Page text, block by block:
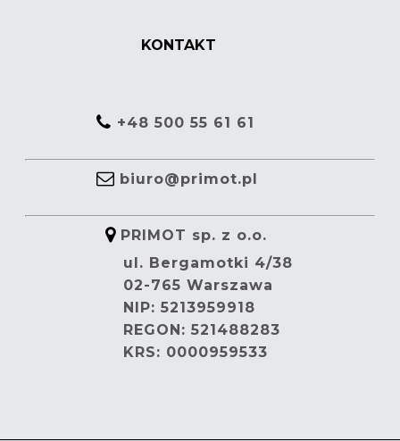
KONTAKT
+48 500 55 61 61
biuro@primot.pl
PRIMOT sp. z o.o.
ul. Bergamotki 4/38
02-765 Warszawa
NIP: 5213959918
REGON: 521488283
KRS: 0000959533